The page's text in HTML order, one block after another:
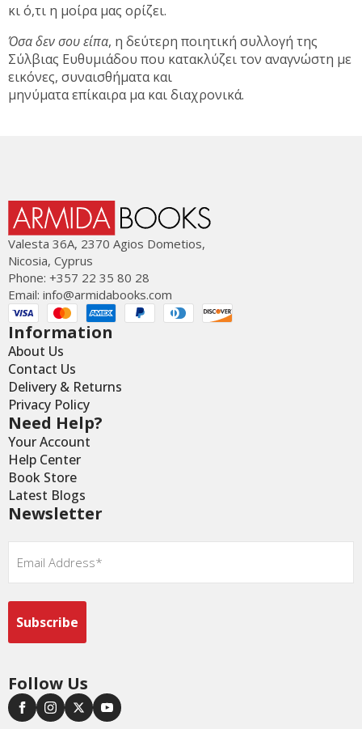
κι ό,τι η μοίρα μας ορίζει.
Όσα δεν σου είπα, η δεύτερη ποιητική συλλογή της
Σύλβιας Ευθυμιάδου που κατακλύζει τον αναγνώστη με
εικόνες, συναισθήματα και
μηνύματα επίκαιρα μα και διαχρονικά.
Valesta 36Α, 2370 Agios Dometios,
Nicosia, Cyprus
Phone: +357 22 35 80 28
Email: info@armidabooks.com
Information
About Us
Contact Us
Delivery & Returns
Privacy Policy
Need Help?
Your Account
Help Center
Book Store
Latest Blogs
Newsletter
Email
Follow Us